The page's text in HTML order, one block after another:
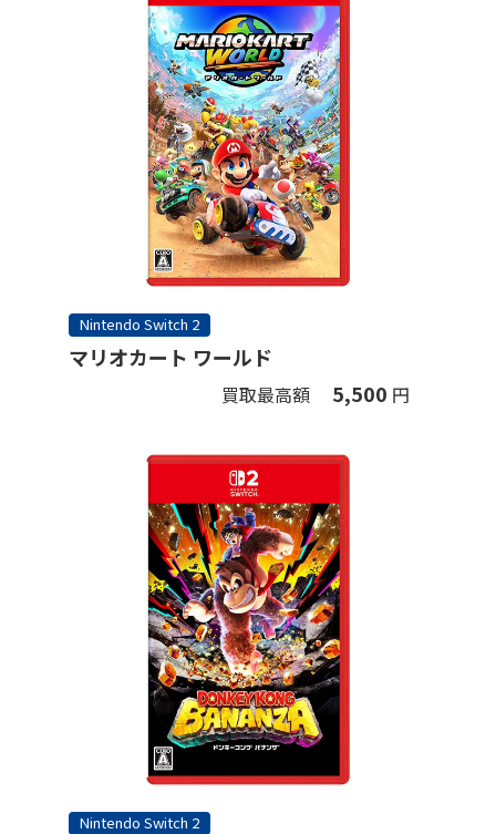
Nintendo Switch 2
マリオカート ワールド
買取最高額 5,500 円
Nintendo Switch 2